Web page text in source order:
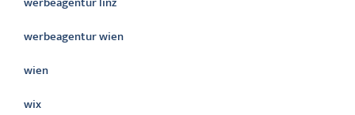
werbeagentur wien
wien
wix